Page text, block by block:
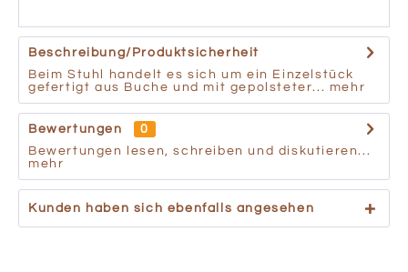
Beschreibung/Produktsicherheit
Beim Stuhl handelt es sich um ein Einzelstück
gefertigt aus Buche und mit gepolsteter... mehr
Bewertungen
0
Bewertungen lesen, schreiben und diskutieren...
mehr
Kunden haben sich ebenfalls angesehen